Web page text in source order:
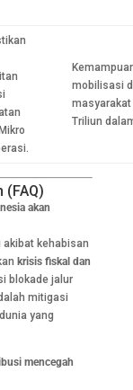
mobilisasi
masyarakat
Triliun
(FAQ)
akan
kehabisan
krisis fiskal dan
blokade jalur
mitigasi
yang
mencegah